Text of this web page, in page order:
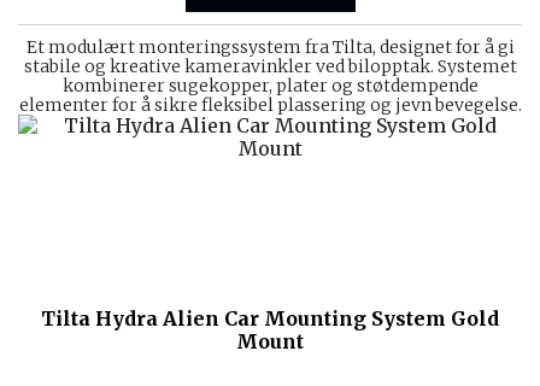
Tilta Hydra Alien Car Mounting System Gold
Mount
Et modulært monteringssystem fra Tilta, designet for å gi
stabile og kreative kameravinkler ved bilopptak. Systemet
kombinerer sugekopper, plater og støtdempende
elementer for å sikre fleksibel plassering og jevn bevegelse.